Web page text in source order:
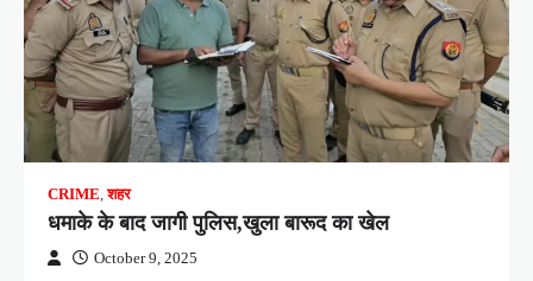
CRIME,शहर
धमाके के बाद जागी पुलिस,खुला बारूद का खेल
October 9, 2025